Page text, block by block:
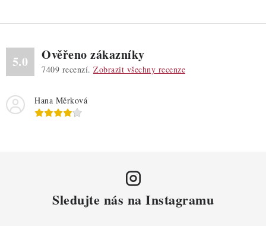
5.0 Ověřeno zákazníky
7409 recenzí. Zobrazit všechny recenze
Hana Měrková
Sledujte nás na Instagramu